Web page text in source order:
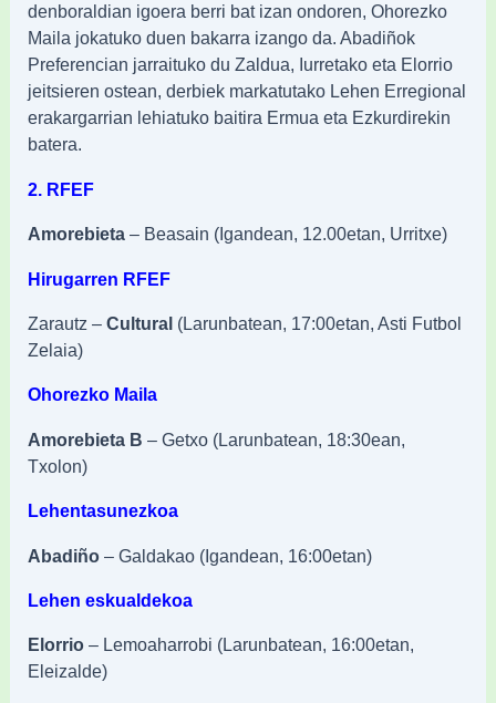
denboraldian igoera berri bat izan ondoren, Ohorezko
Maila jokatuko duen bakarra izango da. Abadiñok
Preferencian jarraituko du Zaldua, Iurretako eta Elorrio
jeitsieren ostean, derbiek markatutako Lehen Erregional
erakargarrian lehiatuko baitira Ermua eta Ezkurdirekin
batera.
2. RFEF
Amorebieta – Beasain (Igandean, 12.00etan, Urritxe)
Hirugarren RFEF
Zarautz –Cultural (Larunbatean, 17:00etan, Asti Futbol
Zelaia)
Ohorezko Maila
Amorebieta B – Getxo (Larunbatean, 18:30ean,
Txolon)
Lehentasunezkoa
Abadiño – Galdakao (Igandean, 16:00etan)
Lehen eskualdekoa
Elorrio – Lemoaharrobi (Larunbatean, 16:00etan,
Eleizalde)